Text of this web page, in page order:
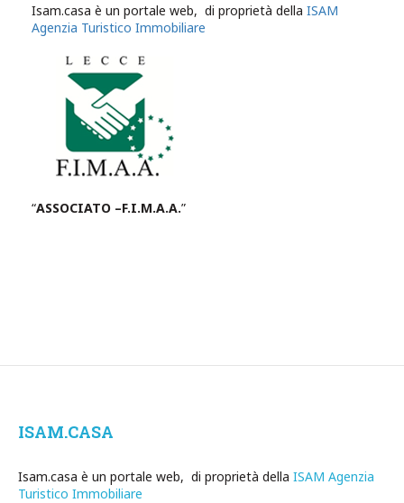
Isam.casa è un portale web, di proprietà della ISAM
Agenzia Turistico Immobiliare
“ASSOCIATO –F.I.M.A.A.”
ISAM.CASA
Isam.casa è un portale web, di proprietà della ISAM Agenzia
Turistico Immobiliare